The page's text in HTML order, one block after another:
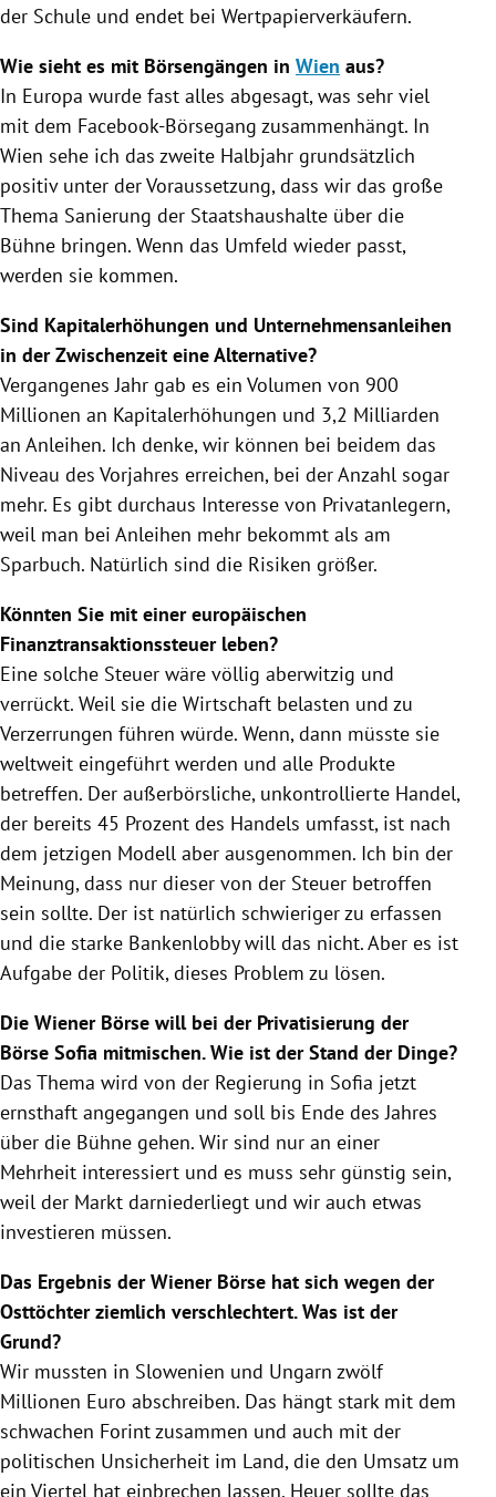
der Schule und endet bei Wertpapierverkäufern.
Wie sieht es mit Börsengängen in Wien aus?
In Europa wurde fast alles abgesagt, was sehr viel
mit dem Facebook-Börsegang zusammenhängt. In
Wien sehe ich das zweite Halbjahr grundsätzlich
positiv unter der Voraussetzung, dass wir das große
Thema Sanierung der Staatshaushalte über die
Bühne bringen. Wenn das Umfeld wieder passt,
werden sie kommen.
Sind Kapitalerhöhungen und Unternehmensanleihen
in der Zwischenzeit eine Alternative?
Vergangenes Jahr gab es ein Volumen von 900
Millionen an Kapitalerhöhungen und 3,2 Milliarden
an Anleihen. Ich denke, wir können bei beidem das
Niveau des Vorjahres erreichen, bei der Anzahl sogar
mehr. Es gibt durchaus Interesse von Privatanlegern,
weil man bei Anleihen mehr bekommt als am
Sparbuch. Natürlich sind die Risiken größer.
Könnten Sie mit einer europäischen
Finanztransaktionssteuer leben?
Eine solche Steuer wäre völlig aberwitzig und
verrückt. Weil sie die Wirtschaft belasten und zu
Verzerrungen führen würde. Wenn, dann müsste sie
weltweit eingeführt werden und alle Produkte
betreffen. Der außerbörsliche, unkontrollierte Handel,
der bereits 45 Prozent des Handels umfasst, ist nach
dem jetzigen Modell aber ausgenommen. Ich bin der
Meinung, dass nur dieser von der Steuer betroffen
sein sollte. Der ist natürlich schwieriger zu erfassen
und die starke Bankenlobby will das nicht. Aber es ist
Aufgabe der Politik, dieses Problem zu lösen.
Die Wiener Börse will bei der Privatisierung der
Börse Sofia mitmischen. Wie ist der Stand der Dinge?
Das Thema wird von der Regierung in Sofia jetzt
ernsthaft angegangen und soll bis Ende des Jahres
über die Bühne gehen. Wir sind nur an einer
Mehrheit interessiert und es muss sehr günstig sein,
weil der Markt darniederliegt und wir auch etwas
investieren müssen.
Das Ergebnis derWiener Börse hat sich wegen der
Osttöchter ziemlich verschlechtert. Was ist der
Grund?
Wir mussten in Slowenien und Ungarn zwölf
Millionen Euro abschreiben. Das hängt stark mit dem
schwachen Forint zusammen und auch mit der
politischen Unsicherheit im Land, die den Umsatz um
ein Viertel hat einbrechen lassen. Heuer sollte das